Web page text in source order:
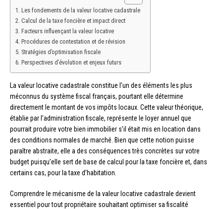
Les fondements de la valeur locative cadastrale
Calcul de la taxe foncière et impact direct
Facteurs influençant la valeur locative
Procédures de contestation et de révision
Stratégies d’optimisation fiscale
Perspectives d’évolution et enjeux futurs
La valeur locative cadastrale constitue l’un des éléments les plus
méconnus du système fiscal français, pourtant elle détermine
directement le montant de vos impôts locaux. Cette valeur théorique,
établie par l’administration fiscale, représente le loyer annuel que
pourrait produire votre bien immobilier s’il était mis en location dans
des conditions normales de marché. Bien que cette notion puisse
paraître abstraite, elle a des conséquences très concrètes sur votre
budget puisqu’elle sert de base de calcul pour la taxe foncière et, dans
certains cas, pour la taxe d’habitation.
Comprendre le mécanisme de la valeur locative cadastrale devient
essentiel pour tout propriétaire souhaitant optimiser sa fiscalité